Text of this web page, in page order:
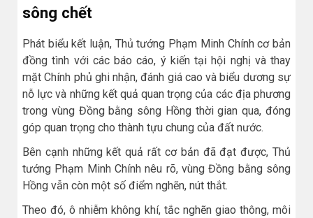
sông chết
Phát biểu kết luận, Thủ tướng Phạm Minh Chính cơ bản
đồng tình với các báo cáo, ý kiến tại hội nghị và thay
mặt Chính phủ ghi nhận, đánh giá cao và biểu dương sự
nỗ lực và những kết quả quan trọng của các địa phương
trong vùng Đồng bằng sông Hồng thời gian qua, đóng
góp quan trọng cho thành tựu chung của đất nước.
Bên cạnh những kết quả rất cơ bản đã đạt được, Thủ
tướng Phạm Minh Chính nêu rõ, vùng Đồng bằng sông
Hồng vẫn còn một số điểm nghẽn, nút thắt.
Theo đó, ô nhiễm không khí, tắc nghẽn giao thông, môi